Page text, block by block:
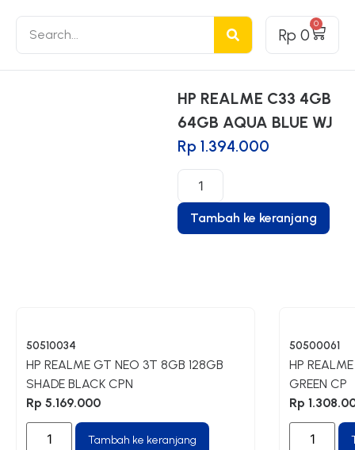
Rp 0
0
HP REALME C33 4GB
64GB AQUA BLUE WJ
Rp 1.394.000
Tambah ke keranjang
50510034
HP REALME GT NEO 3T 8GB 128GB
SHADE BLACK CPN
Rp 5.169.000
Tambah ke keranjang
50500061
HP
GREEN CP
Rp